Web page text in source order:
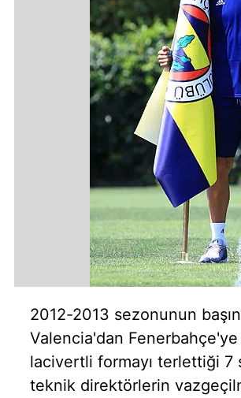
2012-2013 sezonunun
Valencia'dan
lacivertli formayı terlettiği 7
teknik direktörlerin